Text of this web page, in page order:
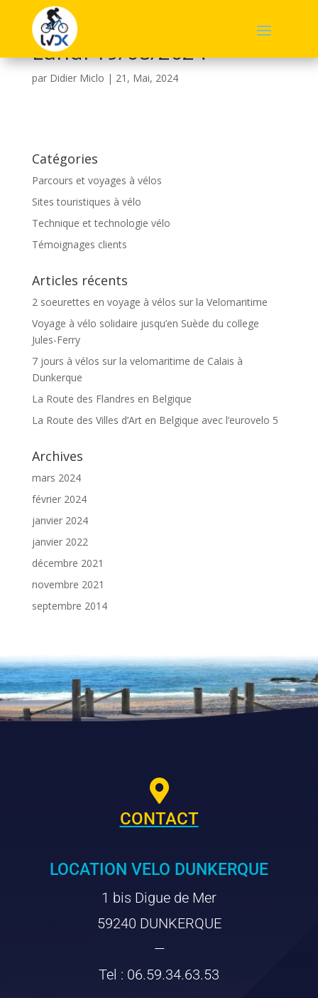
Lundi 19/08/2024
par Didier Miclo | 21, Mai, 2024
Catégories
Parcours et voyages à vélos
Sites touristiques à vélo
Technique et technologie vélo
Témoignages clients
Articles récents
2 soeurettes en voyage à vélos sur la Velomaritime
Voyage à vélo solidaire jusqu’en Suède du college
Jules-Ferry
7 jours à vélos sur la velomaritime de Calais à
Dunkerque
La Route des Flandres en Belgique
La Route des Villes d’Art en Belgique avec l’eurovelo 5
Archives
mars 2024
février 2024
janvier 2024
janvier 2022
décembre 2021
novembre 2021
septembre 2014

CONTACT
LOCATION VELO DUNKERQUE
1 bis Digue de Mer
59240 DUNKERQUE
—
Tel : 06.59.34.63.53